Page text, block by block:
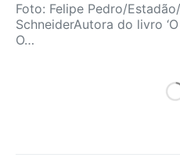
Foto: Felipe Pedro/
SchneiderAutora do livro
O…